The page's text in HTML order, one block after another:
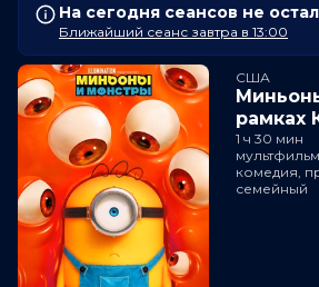
На сегодня сеансов не
Ближайший сеанс завтра в 13:00
США
рамках
1 ч 30 мин
комедия,
семейный